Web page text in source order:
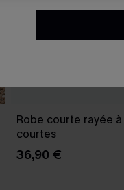
Robe courte rayée
courtes
36,90 €